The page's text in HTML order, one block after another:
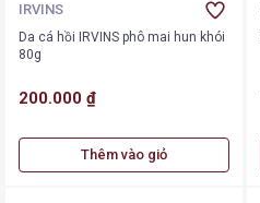
IRVINS
Da cá hồi IRVINS phô mai hun khói
80g
200.000 ₫
Thêm vào giỏ